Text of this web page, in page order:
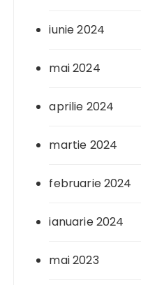
iunie 2024
mai 2024
aprilie 2024
martie 2024
februarie 2024
ianuarie 2024
mai 2023